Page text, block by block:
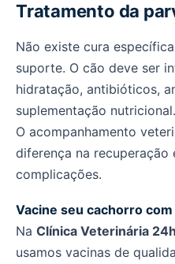
Tratamento da
Não existe cura
suporte. O cão deve ser
hidratação, antibióticos,
suplementação nutricional.
O acompanhamento
diferença na recuperação
complicações.
Vacine seu cachorro
Na Clínica Veterinária
usamos vacinas de